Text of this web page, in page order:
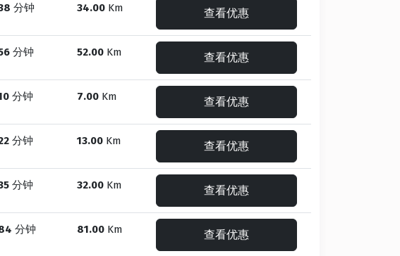
分钟 34.00Km 查看优惠
分钟 52.00Km 查看优惠
分钟 7.00Km 查看优惠
分钟 13.00Km 查看优惠
分钟 32.00Km 查看优惠
分钟 81.00Km 查看优惠